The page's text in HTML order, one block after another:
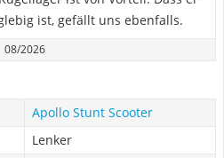
ist, gefällt uns ebenfalls.
08/2026
Apollo Stunt Scooter
Lenker